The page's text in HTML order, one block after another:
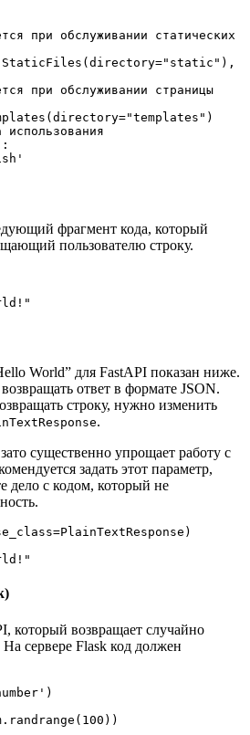
при обслуживании статических
при обслуживании страницы
фрагмент кода, который
пользователю строку.
World” для FastAPI показан ниже.
ответ в формате JSON.
строку, нужно изменить
.
существенно упрощает работу с
задать этот параметр,
дело с кодом, который не
который возвращает случайно
сервере Flask код должен